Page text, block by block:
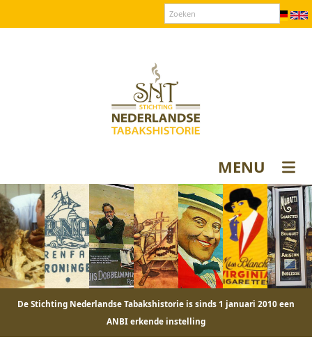
MENU
De Stichting Nederlandse Tabakshistorie is sinds 1 januari 2010 een
ANBI erkende instelling